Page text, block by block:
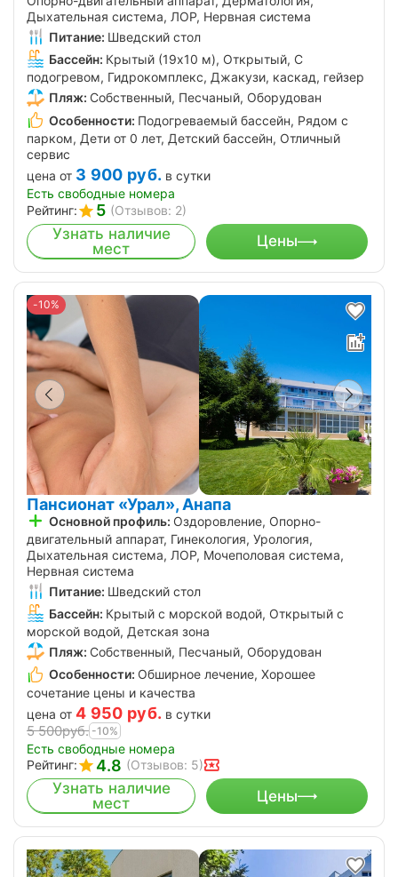
Дыхательная система, ЛОР, Нервная система
Питание: Шведский стол
Бассейн: Крытый (19х10 м), Открытый, С
подогревом, Гидрокомплекс, Джакузи, каскад, гейзер
Пляж: Собственный, Песчаный, Оборудован
Особенности: Подогреваемый бассейн, Рядом с
парком, Дети от 0 лет, Детский бассейн, Отличный
сервис
цена от 3 900 руб. в сутки
Есть свободные номера
Рейтинг:
5 (Отзывов: 2)
Узнать наличие
мест
Цены
-10%
Пансионат «Урал», Анапа
Основной профиль: Оздоровление, Опорно-
двигательный аппарат, Гинекология, Урология,
Дыхательная система, ЛОР, Мочеполовая система,
Нервная система
Питание: Шведский стол
Бассейн: Крытый с морской водой, Открытый с
морской водой, Детская зона
Пляж: Собственный, Песчаный, Оборудован
Особенности: Обширное лечение, Хорошее
сочетание цены и качества
цена от 4 950 руб. в сутки
5 500руб. -10%
Есть свободные номера
Рейтинг:
4.8 (Отзывов: 5)
Узнать наличие
мест
Цены